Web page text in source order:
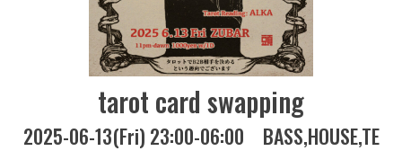
tarot card swapping
2025-06-13(Fri) 23:00-06:00 BASS HOUSETE